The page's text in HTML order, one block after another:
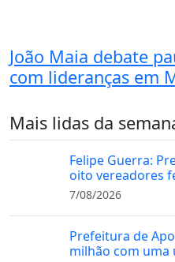
João Maia debate
com lideranças em
Mais lidas da
Felipe Guerra:
oito vereadores
7/08/2026
Prefeitura de
milhão com uma